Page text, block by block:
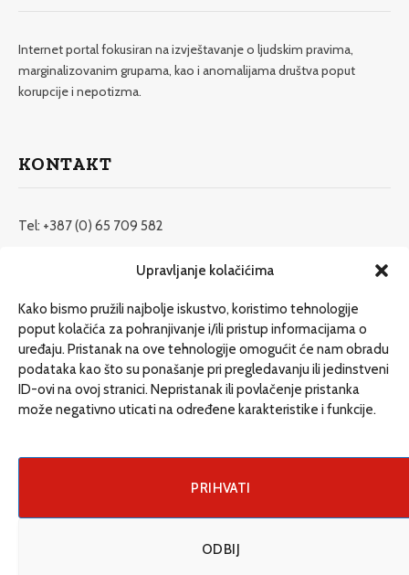
Upravljanje kolačićima
Kako bismo pružili najbolje iskustvo, koristimo tehnologije
poput kolačića za pohranjivanje i/ili pristup informacijama o
uređaju. Pristanak na ove tehnologije omogućit će nam obradu
podataka kao što su ponašanje pri pregledavanju ili jedinstveni
ID-ovi na ovoj stranici. Nepristanak ili povlačenje pristanka
može negativno uticati na određene karakteristike i funkcije.
PRIHVATI
ODBIJ
Internet portal fokusiran na izvještavanje o ljudskim pravima,
marginalizovanim grupama, kao i anomalijama društva poput
korupcije i nepotizma.
KONTAKT
Tel: +387 (0) 65 709 582
redakcija@etrafika.net
Dosije
Drugi pišu
Društvo